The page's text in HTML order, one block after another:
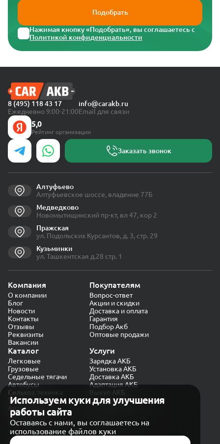
Подобрать
Нажимая кнопку «Подобрать», вы соглашаетесь с
Политикой конфиденциальности
Используем куки для улучшения
работы сайта
Оставаясь с нами, вы соглашаетесь на
использование файлов куки
8 (495) 118 43 17
Ежедневно 9:00-21:00
info@carakb.ru
Email для связи
5,0
Рейтинг организации
Заказать звонок
Алтуфьево
Алтуфьевское шоссе, владение 77Б
Медведково
Новомытищинский пр-кт, вл 47, кор 2
Пражская
ул. Подольских Курсантов, д. 3, стр. 29
Кузьминки
ул. Ташкентская д.28 стр. 1
Компания
О компании
Блог
Новости
Контакты
Отзывы
Реквизиты
Вакансии
Покупателям
Вопрос-ответ
Акции и скидки
Доставка и оплата
Гарантия
Подбор Акб
Оптовые продажи
Каталог
Легковые
Грузовые
Седельные тягачи
Автобусы
Сельхоз. техника
Экскаваторы
Автокраны
Услуги
Зарядка АКБ
Установка АКБ
Доставка АКБ
Адаптация АКБ
Выкуп АКБ
Проверка генератора
Политика конфиденциальности
Обработка персональных данных
Согласие на обработку в «Яндекс.Метрика»
Карта сайта